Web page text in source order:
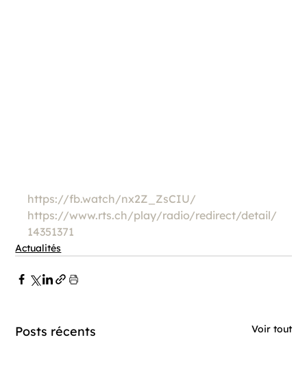
https://fb.watch/nx2Z_ZsCIU/
https://www.rts.ch/play/radio/redirect/detail/
14351371
Actualités
Posts récents Voir tout